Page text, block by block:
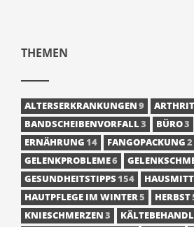
THEMEN
ALTERSERKRANKUNGEN9
BANDSCHEIBENVORFALL3 BÜRO3
ERNÄHRUNG14 FANGOPACKUNG2
GELENKPROBLEME6
GESUNDHEITSTIPPS154
HAUTPFLEGE IM WINTER5 HERBST
KNIESCHMERZEN3